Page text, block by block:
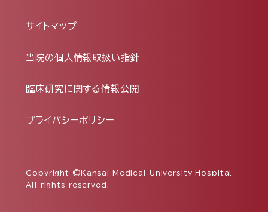
サイトマップ
当院の個人情報取扱い指針
臨床研究に関する情報公開
プライバシーポリシー
Copyright ©Kansai Medical University Hospital
All rights reserved.